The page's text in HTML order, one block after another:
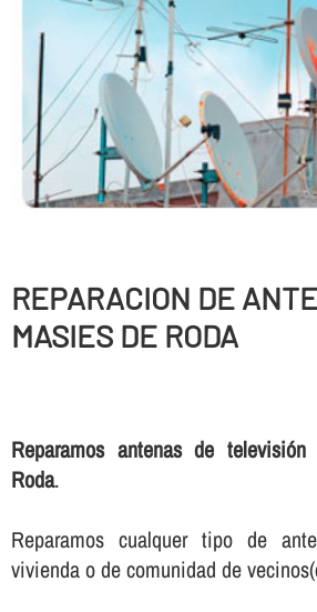
REPARACION DE
MASIES DE RODA
Reparamos antenas de
Roda.
Reparamos cualquer tipo de
vivienda o de comunidad de